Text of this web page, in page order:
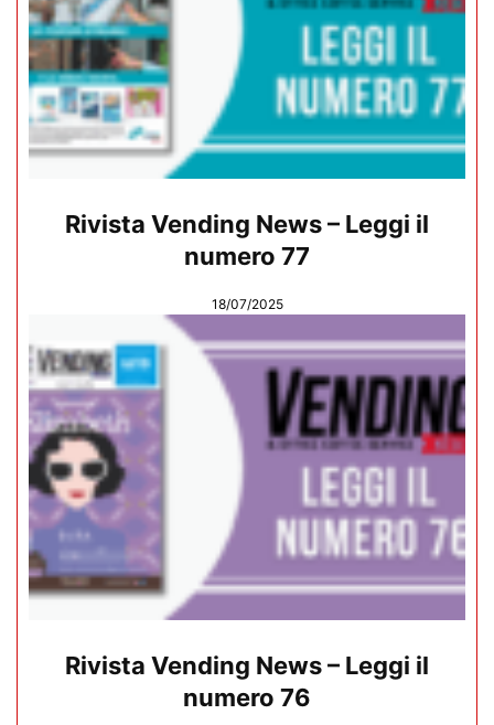
Rivista Vending News – Leggi il
numero 77
18/07/2025
Rivista Vending News – Leggi il
numero 76